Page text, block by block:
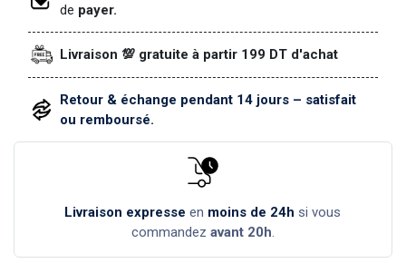
de payer.
Livraison 💯 gratuite à partir 199 DT d'achat
Retour & échange pendant 14 jours – satisfait
ou remboursé.
Livraison expresse en moins de 24h si vous
commandez avant 20h.